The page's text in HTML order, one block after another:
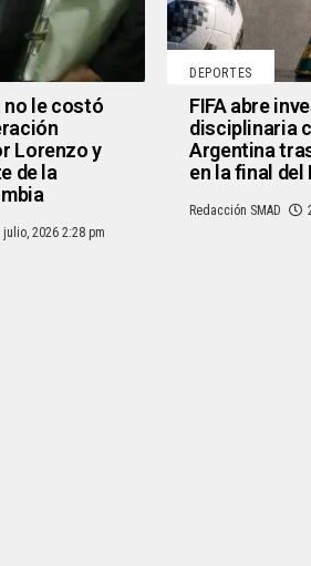
no le costó
Lorenzo y
de la
julio, 2026 2:28 pm
DEPORTES
FIFA abre
disciplinaria
Argentina
en la final del
Redacción SMAD